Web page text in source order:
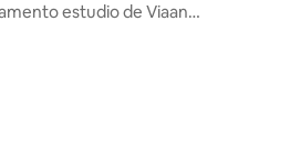
estudio de Viaan